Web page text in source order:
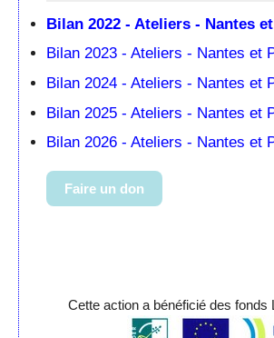
Bilan 2022 - Ateliers - Nantes
Bilan 2023 - Ateliers - Nantes et
Bilan 2024 - Ateliers - Nantes et
Bilan 2025 - Ateliers - Nantes et
Bilan 2026 - Ateliers - Nantes et
Faire un don
Cette action a bénéficié des fonds